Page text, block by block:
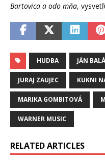
Bartovica a odo mňa,
HUDBA JÁN
JURAJ ZAUJEC KUKNI
MARIKA GOMBITOVÁ
WARNER MUSIC
RELATED ARTICLES